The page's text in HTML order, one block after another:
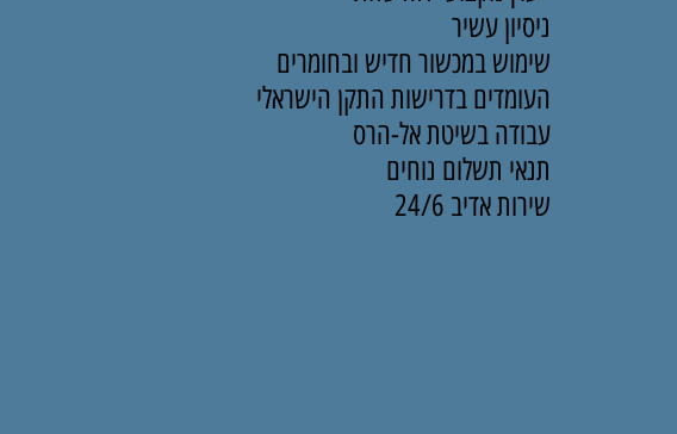
ניסיון עשיר
שימוש במכשור חדיש ובחומרים
העומדים בדרישות התקן הישראלי
עבודה בשיטת אל-הרס
תנאי תשלום נוחים
שירות אדיב 24/6